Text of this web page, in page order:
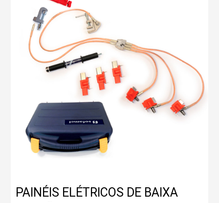
PAINÉIS ELÉTRICOS DE BAIXA